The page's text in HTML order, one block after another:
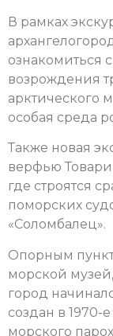
В рамках
ознакомиться
возрождения
арктического
особая среда
Также новая
верфью
где строятся
поморских
«Соломбалец».
Опорным
морской
город
создан в
морского